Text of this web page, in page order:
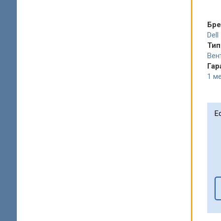
Dell
Тип
1